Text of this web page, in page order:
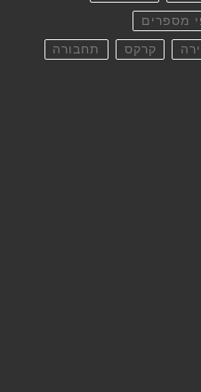
מספרים
קרקס תחבורה